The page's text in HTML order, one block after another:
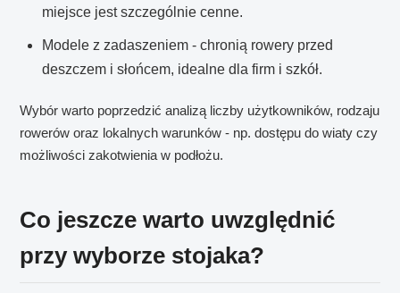
miejsce jest szczególnie cenne.
Modele z zadaszeniem - chronią rowery przed
deszczem i słońcem, idealne dla firm i szkół.
Wybór warto poprzedzić analizą liczby użytkowników, rodzaju
rowerów oraz lokalnych warunków - np. dostępu do wiaty czy
możliwości zakotwienia w podłożu.
Co jeszcze warto uwzględnić
przy wyborze stojaka?